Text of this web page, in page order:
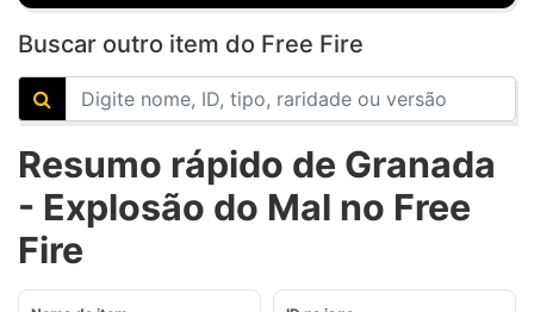
Buscar outro item do Free Fire
Resumo rápido de Granada
- Explosão do Mal no Free
Fire